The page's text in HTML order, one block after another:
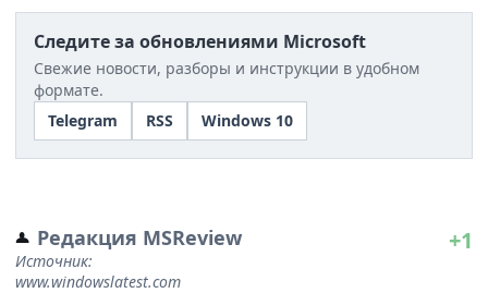
Следите за обновлениями Microsoft
Свежие новости, разборы и инструкции в удобном
формате.
Telegram
RSS Windows 10
Редакция MSReview
Источник:
www.windowslatest.com
+1